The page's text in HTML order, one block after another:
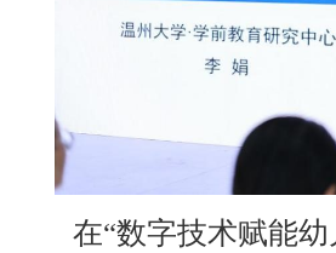
在“数字技术赋能幼